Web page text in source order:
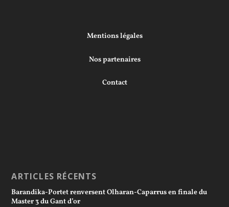
Mentions légales
Nos partenaires
Contact
ARTICLES RÉCENTS
Barandika-Portet renversent Olharan-Caparrus en finale du
Master 3 du Gant d’or